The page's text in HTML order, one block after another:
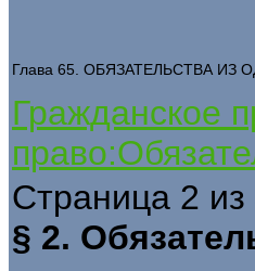
Глава 65. ОБЯЗАТЕЛЬСТВА
Гражданское
Страница 2 из
§ 2.